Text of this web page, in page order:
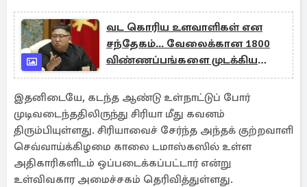
வட கொரிய உளவாளிகள் என
சந்தேகம்... வேலைக்கான 1800
விண்ணப்பங்களை முடக்கிய
நிறுவனம்
இதனிடையே, கடந்த ஆண்டு உள்நாட்டுப் போர்
முடிவடைந்ததிலிருந்து சிரியா மீது கவனம்
திரும்பியுள்ளது. சிரியாவைச் சேர்ந்த அந்தக் குற்றவாளி
செவ்வாய்க்கிழமை காலை டமாஸ்கஸில் உள்ள
அதிகாரிகளிடம் ஒப்படைக்கப்பட்டார் என்று
உள்விவகார அமைச்சகம் தெரிவித்துள்ளது.